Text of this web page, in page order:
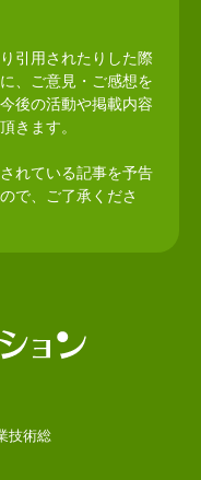
技術総
引用されたりした際
、ご意見・ご感想を
後の活動や掲載内容
きます。
れている記事を予告
で、ご了承くださ